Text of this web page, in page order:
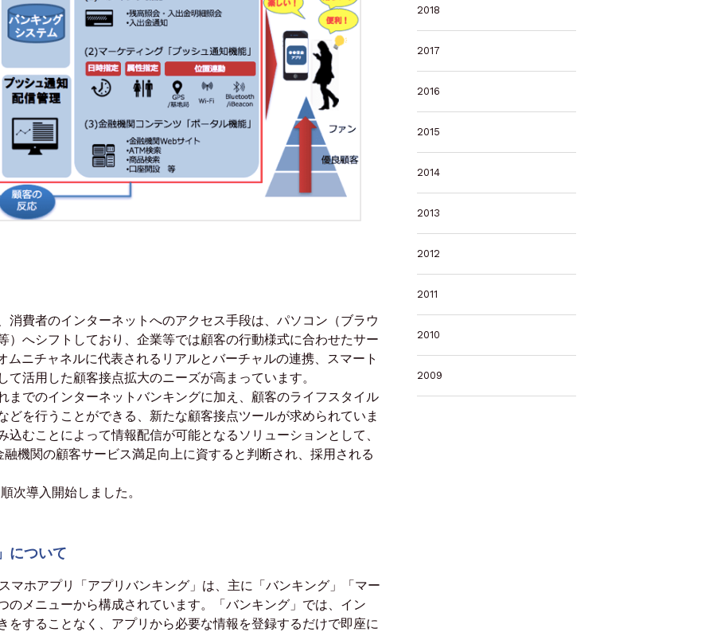
費者のインターネットへのアクセス手段は、パソコン（ブラウ
）へシフトしており、企業等では顧客の行動様式に合わせたサー
ムニチャネルに代表されるリアルとバーチャルの連携、スマート
活用した顧客接点拡大のニーズが高まっています。
でのインターネットバンキングに加え、顧客のライフスタイル
どを行うことができる、新たな顧客接点ツールが求められていま
むことによって情報配信が可能となるソリューションとして、
機関の顧客サービス満足向上に資すると判断され、採用される
導入開始しました。
について
ホアプリ「アプリバンキング」は、主に「バンキング」「マー
のメニューから構成されています。「バンキング」では、イン
をすることなく、アプリから必要な情報を登録するだけで即座に
2018
2017
2016
2015
2014
2013
2012
2011
2010
2009